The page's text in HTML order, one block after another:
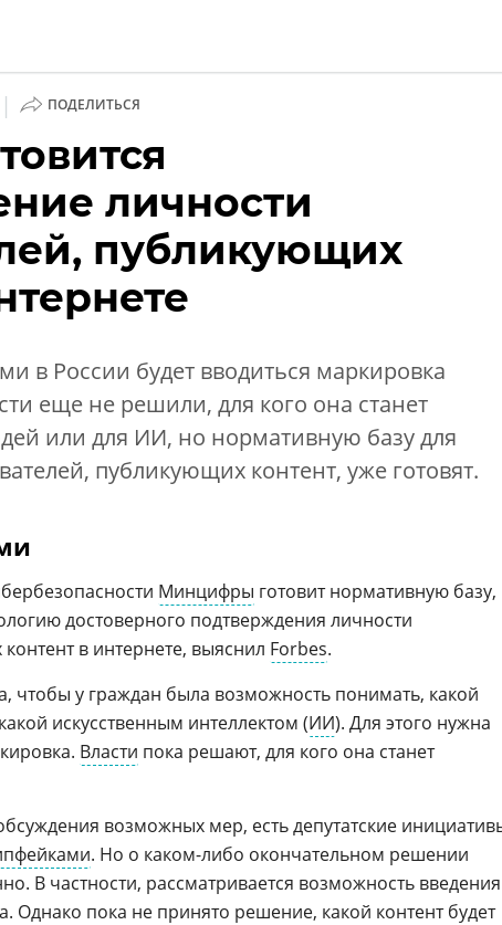
| ПОДЕЛИТЬСЯ
личности
публикующих
в России будет вводиться маркировка
еще не решили, для кого она станет
или для ИИ, но нормативную базу для
публикующих контент, уже готовят.
Минцифры готовит нормативную базу,
достоверного подтверждения личности
в интернете, выяснил Forbes.
чтобы у граждан была возможность понимать, какой
искусственным интеллектом (ИИ). Для этого нужна
Власти пока решают, для кого она станет
возможных мер, есть депутатские
. Но о каком-либо окончательном решении
В частности, рассматривается возможность введения
Однако пока не принято решение, какой контент будет